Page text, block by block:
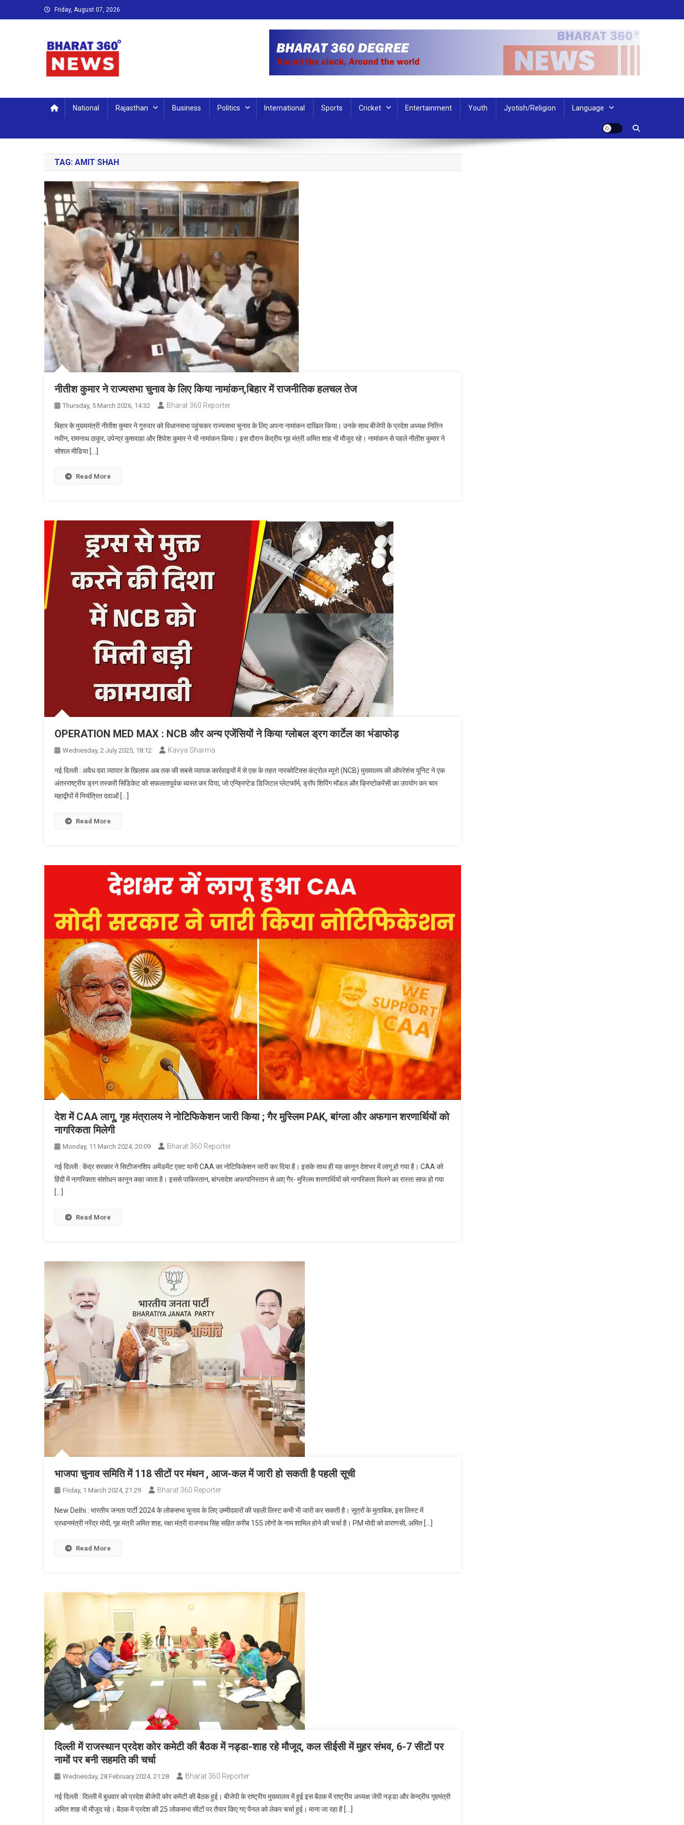
to
Friday, August 07, 2026
National Rajasthan Business Politics International Sports Cricket Entertainment Youth Jyotish/Religion Language
TAG: AMIT SHAH
नीतीश कुमार ने राज्यसभा चुनाव के लिए किया नामांकन,बिहार में राजनीतिक हलचल तेज
Thursday, 5 March 2026, 14:32 Bharat 360 Reporter
बिहार के मुख्यमंत्री नीतीश कुमार ने गुरुवार को विधानसभा पहुंचकर राज्यसभा चुनाव के लिए अपना नामांकन दाखिल किया। उनके साथ बीजेपी के प्रदेश अध्यक्ष नितिन
नवीन, रामनाथ ठाकुर, उपेन्द्र कुशवाहा और शिवेश कुमार ने भी नामांकन किया। इस दौरान केंद्रीय गृह मंत्री अमित शाह भी मौजूद रहे। नामांकन से पहले नीतीश कुमार ने
सोशल मीडिया […]
Read More
OPERATION MED MAX : NCB और अन्य एजेंसियों ने किया ग्लोबल ड्रग कार्टेल का भंडाफोड़
Wednesday, 2 July 2025, 18:12 Kavya Sharma
नई दिल्ली : अवैध दवा व्यापार के खिलाफ अब तक की सबसे व्यापक कार्रवाइयों में से एक के तहत नारकोटिक्स कंट्रोल ब्यूरो (NCB) मुख्यालय की ऑपरेशंस यूनिट ने एक
अंतरराष्ट्रीय ड्रग तस्करी सिंडिकेट को सफलतापूर्वक ध्वस्त कर दिया, जो एन्क्रिप्टेड डिजिटल प्लेटफॉर्म, ड्रॉप शिपिंग मॉडल और क्रिप्टोकरेंसी का उपयोग कर चार
महाद्वीपों में नियंत्रित दवाओं […]
Read More
देश में CAA लागू, गृह मंत्रालय ने नोटिफिकेशन जारी किया ; गैर मुस्लिम PAK, बांग्ला और अफगान शरणार्थियों को
नागरिकता मिलेगी
Monday, 11 March 2024, 20:09 Bharat 360 Reporter
नई दिल्ली : केंद्र सरकार ने सिटीजनशिप अमेंडमेंट एक्ट यानी CAA का नोटिफिकेशन जारी कर दिया है। इसके साथ ही यह कानून देशभर में लागू हो गया है। CAA को
हिंदी में नागरिकता संशोधन कानून कहा जाता है। इससे पाकिस्तान, बांग्लादेश अफगानिस्तान से आए गैर- मुस्लिम शरणार्थियों को नागरिकता मिलने का रास्ता साफ हो गया
[…]
Read More
भाजपा चुनाव समिति में 118 सीटों पर मंथन , आज-कल में जारी हो सकती है पहली सूची
Friday, 1 March 2024, 21:29 Bharat 360 Reporter
New Delhi : भारतीय जनता पार्टी 2024 के लोकसभा चुनाव के लिए उम्मीदवारों की पहली लिस्ट कभी भी जारी कर सकती है। सूत्रों के मुताबिक, इस लिस्ट में
प्रधानमंत्री नरेंद्र मोदी, गृह मंत्री अमित शाह, रक्षा मंत्री राजनाथ सिंह सहित करीब 155 लोगों के नाम शामिल होने की चर्चा है। PM मोदी को वाराणसी, अमित […]
Read More
दिल्ली में राजस्थान प्रदेश कोर कमेटी की बैठक में नड्डा-शाह रहे मौजूद, कल सीईसी में मुहर संभव, 6-7 सीटों पर
नामों पर बनी सहमति की चर्चा
Wednesday, 28 February 2024, 21:28 Bharat 360 Reporter
नई दिल्ली : दिल्ली में बुधवार को प्रदेश बीजेपी कोर कमेटी की बैठक हुई। बीजेपी के राष्ट्रीय मुख्यालय में हुई इस बैठक में राष्ट्रीय अध्यक्ष जेपी नड्डा और केन्द्रीय गृहमंत्री
अमित शाह भी मौजूद रहे। बैठक में प्रदेश की 25 लोकसभा सीटों पर तैयार किए गए पैनल को लेकर चर्चा हुई। माना जा रहा है […]